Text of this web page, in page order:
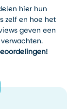
hier hun
zelf en hoe het
geven een